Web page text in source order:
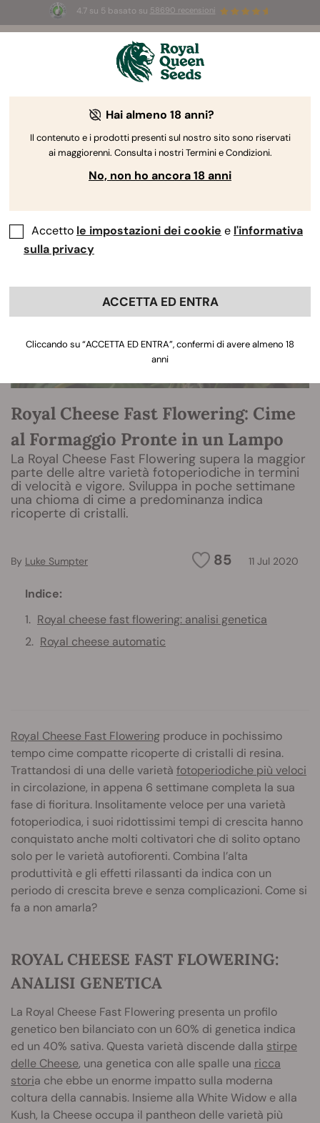
4.7 su 5 basato su 58690 recensioni
3 semi White Widow AutoGRATIS per i
The RQS Blog
Royal Cheese Fast Flowering: Cime
al Formaggio Pronte in un Lampo
La Royal Cheese Fast Flowering supera la maggior
parte delle altre varietà fotoperiodiche in termini
di velocità e vigore. Sviluppa in poche settimane
una chioma di cime a predominanza indica
ricoperte di cristalli.
85 11 Jul 2020
By Luke Sumpter
Indice:
Royal cheese fast flowering: analisi genetica
Royal cheese automatic
Royal Cheese Fast Flowering produce in pochissimo
tempo cime compatte ricoperte di cristalli di resina.
Trattandosi di una delle varietà fotoperiodiche più veloci
in circolazione, in appena 6 settimane completa la sua
fase di fioritura. Insolitamente veloce per una varietà
fotoperiodica, i suoi ridottissimi tempi di crescita hanno
conquistato anche molti coltivatori che di solito optano
solo per le varietà autofiorenti. Combina l’alta
produttività e gli effetti rilassanti da indica con un
periodo di crescita breve e senza complicazioni. Come si
fa a non amarla?
ROYAL CHEESE FAST FLOWERING:
ANALISI GENETICA
La Royal Cheese Fast Flowering presenta un profilo
genetico ben bilanciato con un 60% di genetica indica
ed un 40% sativa. Questa varietà discende dalla stirpe
delle Cheese, una genetica con alle spalle una ricca
storia che ebbe un enorme impatto sulla moderna
coltura della cannabis. Insieme alla White Widow e alla
Kush, la Cheese occupa il pantheon delle varietà più
Hai almeno 18 anni?
Il contenuto e i prodotti presenti sul nostro sito sono riservati
ai maggiorenni. Consulta i nostri Termini e Condizioni.
No, non ho ancora 18 anni
Accetto le impostazioni dei cookie e l'informativa
sulla privacy
ACCETTA ED ENTRA
Cliccando su “ACCETTA ED ENTRA”, confermi di avere almeno 18
anni